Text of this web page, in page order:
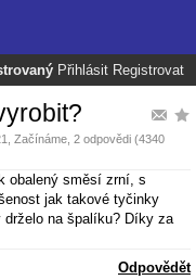
Přihlásit Registrovat
Začínáme , 2 odpovědi (4340
obalený směsí zrní, s
jak takové tyčinky
na špalíku? Díky za
Odpovědět